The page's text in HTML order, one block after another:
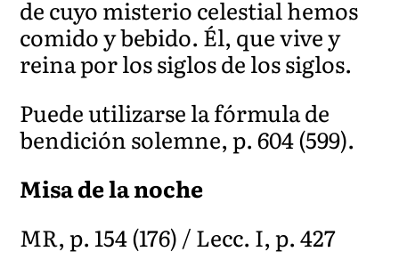
de cuyo misterio celestial hemos
comido y bebido. Él, que vive y
reina por los siglos de los siglos.
Puede utilizarse la fórmula de
bendición solemne, p. 604 (599).
Misa de la noche
MR, p. 154 (176) / Lecc. I, p. 427